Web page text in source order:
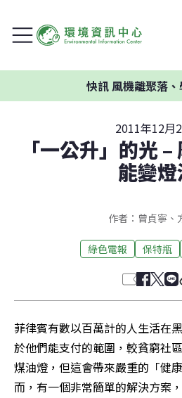
風機離聚落、學校
2011年12月
「一公升」的光
能變
作者：曾貞寧、
綠色電報 保特瓶
菲律賓有數以百萬計的人生活在
於他們能支付的範圍，較貧窮社
煤油燈，但這會帶來嚴重的「健
而，有一個非常簡單的解決方案